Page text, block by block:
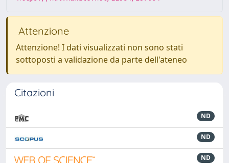
Attenzione
Attenzione! I dati visualizzati non sono stati
sottoposti a validazione da parte dell'ateneo
Citazioni
ND
ND
ND